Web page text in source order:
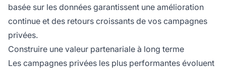
basée sur les données garantissent une amélioration
continue et des retours croissants de vos campagnes
privées.
Construire une valeur partenariale à long terme
Les campagnes privées les plus performantes évoluent